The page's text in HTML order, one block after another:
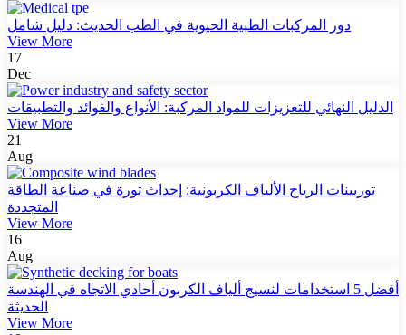
دور المركبات الطبية الحيوية في الطب الحديث: دليل شامل
View More
17
Dec
الدليل النهائي للتعزيزات للمواد المركبة: الأنواع والفوائد والتطبيقات
View More
21
Aug
توربينات الرياح الألياف الكربونية: إحداث ثورة في صناعة الطاقة
المتجددة
View More
16
Aug
أفضل 5 استخدامات لنسيج ألياف الكربون أحادي الاتجاه في الهندسة
الحديثة
View More